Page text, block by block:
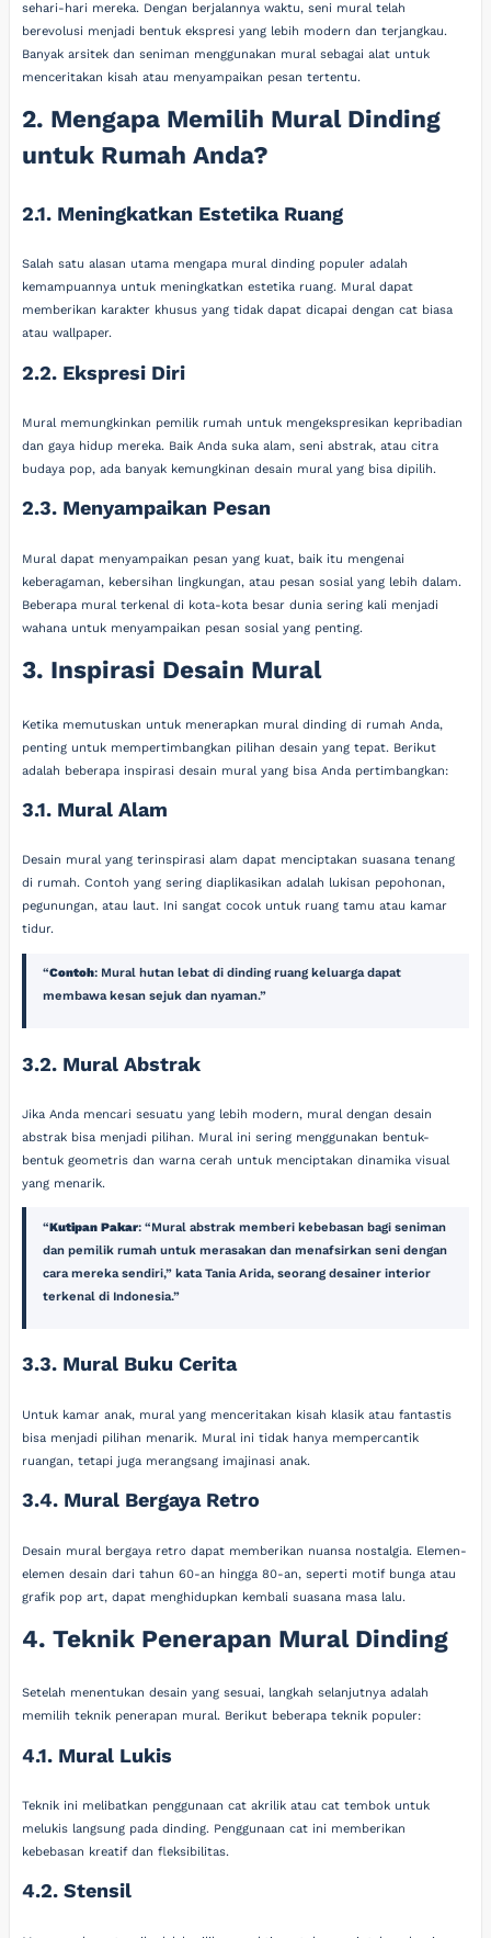
sehari-hari mereka. Dengan berjalannya waktu, seni mural telah
berevolusi menjadi bentuk ekspresi yang lebih modern dan terjangkau.
Banyak arsitek dan seniman menggunakan mural sebagai alat untuk
menceritakan kisah atau menyampaikan pesan tertentu.
2. Mengapa Memilih Mural Dinding
untuk Rumah Anda?
2.1. Meningkatkan Estetika Ruang
Salah satu alasan utama mengapa mural dinding populer adalah
kemampuannya untuk meningkatkan estetika ruang. Mural dapat
memberikan karakter khusus yang tidak dapat dicapai dengan cat biasa
atau wallpaper.
2.2. Ekspresi Diri
Mural memungkinkan pemilik rumah untuk mengekspresikan kepribadian
dan gaya hidup mereka. Baik Anda suka alam, seni abstrak, atau citra
budaya pop, ada banyak kemungkinan desain mural yang bisa dipilih.
2.3. Menyampaikan Pesan
Mural dapat menyampaikan pesan yang kuat, baik itu mengenai
keberagaman, kebersihan lingkungan, atau pesan sosial yang lebih dalam.
Beberapa mural terkenal di kota-kota besar dunia sering kali menjadi
wahana untuk menyampaikan pesan sosial yang penting.
3. Inspirasi Desain Mural
Ketika memutuskan untuk menerapkan mural dinding di rumah Anda,
penting untuk mempertimbangkan pilihan desain yang tepat. Berikut
adalah beberapa inspirasi desain mural yang bisa Anda pertimbangkan:
3.1. Mural Alam
Desain mural yang terinspirasi alam dapat menciptakan suasana tenang
di rumah. Contoh yang sering diaplikasikan adalah lukisan pepohonan,
pegunungan, atau laut. Ini sangat cocok untuk ruang tamu atau kamar
tidur.
Contoh: Mural hutan lebat di dinding ruang keluarga dapat
membawa kesan sejuk dan nyaman.
3.2. Mural Abstrak
Jika Anda mencari sesuatu yang lebih modern, mural dengan desain
abstrak bisa menjadi pilihan. Mural ini sering menggunakan bentuk-
bentuk geometris dan warna cerah untuk menciptakan dinamika visual
yang menarik.
Kutipan Pakar: “Mural abstrak memberi kebebasan bagi seniman
dan pemilik rumah untuk merasakan dan menafsirkan seni dengan
cara mereka sendiri,” kata Tania Arida, seorang desainer interior
terkenal di Indonesia.
3.3. Mural Buku Cerita
Untuk kamar anak, mural yang menceritakan kisah klasik atau fantastis
bisa menjadi pilihan menarik. Mural ini tidak hanya mempercantik
ruangan, tetapi juga merangsang imajinasi anak.
3.4. Mural Bergaya Retro
Desain mural bergaya retro dapat memberikan nuansa nostalgia. Elemen-
elemen desain dari tahun 60-an hingga 80-an, seperti motif bunga atau
grafik pop art, dapat menghidupkan kembali suasana masa lalu.
4. Teknik Penerapan Mural Dinding
Setelah menentukan desain yang sesuai, langkah selanjutnya adalah
memilih teknik penerapan mural. Berikut beberapa teknik populer:
4.1. Mural Lukis
Teknik ini melibatkan penggunaan cat akrilik atau cat tembok untuk
melukis langsung pada dinding. Penggunaan cat ini memberikan
kebebasan kreatif dan fleksibilitas.
4.2. Stensil